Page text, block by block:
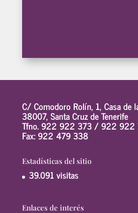
C/ Comodoro Rolín, 1, Casa de
38007, Santa Cruz de Tenerife
Tfno. 922 922 373 /922 922
Fax: 922 479 338
Estadísticas del sitio
39.091 visitas
Enlaces de interés